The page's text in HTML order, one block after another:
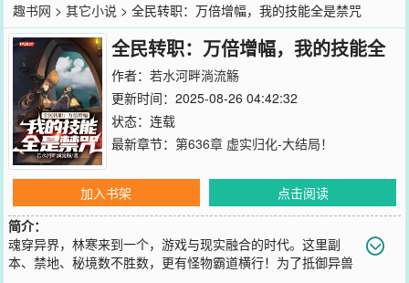
趣书网 >其它小说 > 全民转职：万倍增幅，我的技能全是禁咒
全民转职：万倍增幅，我的技能全
是禁咒
作者： 若水河畔淌流觞
更新时间：2025-08-26 04:42:32
状态：连载
最新章节： 第636章 虚实归化-大结局！
加入书架
点击阅读
简介：
魂穿异界，林寒来到一个，游戏与现实融合的时代。这里副
本、禁地、秘境数不胜数，更有怪物霸道横行！为了抵御异兽